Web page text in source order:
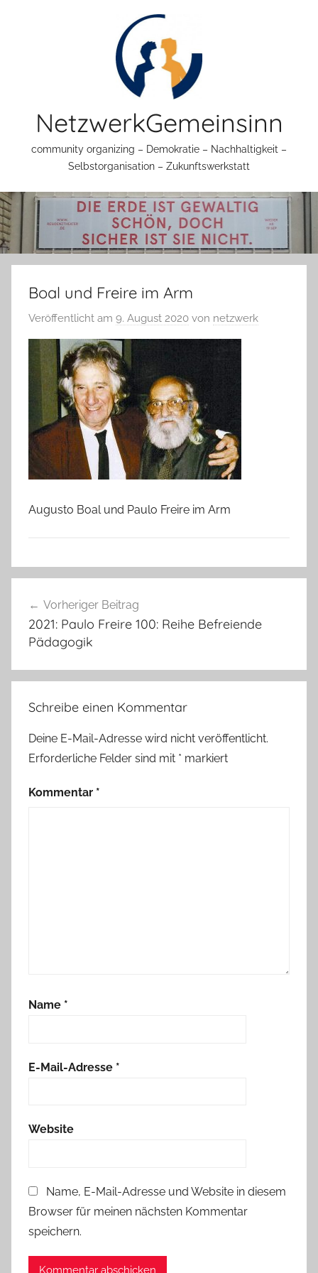
NetzwerkGemeinsinn
community organizing – Demokratie – Nachhaltigkeit –
Selbstorganisation – Zukunftswerkstatt
Boal und Freire im Arm
Veröffentlicht am 9. August 2020 von netzwerk
Augusto Boal und Paulo Freire im Arm
Vorheriger Beitrag
2021: Paulo Freire 100: Reihe Befreiende
Pädagogik
Schreibe einen Kommentar
Deine E-Mail-Adresse wird nicht veröffentlicht.
Erforderliche Felder sind mit * markiert
Kommentar *
Name *
E-Mail-Adresse *
Website
Name, E-Mail-Adresse und Website in diesem
Browser für meinen nächsten Kommentar
speichern.